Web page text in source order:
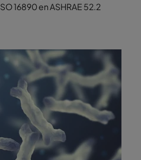
16890 en ASHRAE 52.2